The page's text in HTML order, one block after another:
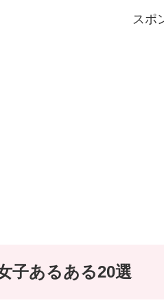
スポ
子あるある20選